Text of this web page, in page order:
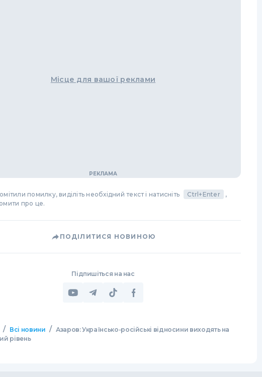
Місце для вашої реклами
помилку, виділіть необхідний текст і натисніть Ctrl+Enter
,
про це.
ПОДІЛИТИСЯ НОВИНОЮ
Підпишіться на нас
/ Всі новини / Азаров: Українсько-російські відносини виходять на
рівень